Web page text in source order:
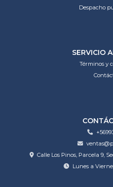
Despacho
SERVICIO
Términos y
Calle Los Pinos, Parcela 9,
Lunes a